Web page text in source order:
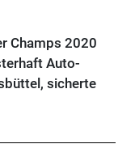
Champs 2020
Auto-
sicherte